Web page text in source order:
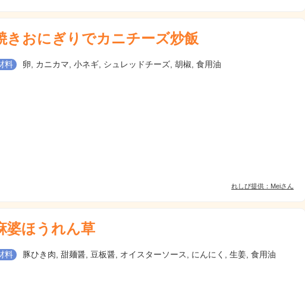
きおにぎりでカニチーズ炒飯
料 卵, カニカマ, 小ネギ, シュレッドチーズ, 胡椒, 食用油
れしぴ提供：Meiさん
婆ほうれん草
料 豚ひき肉, 甜麺醤, 豆板醤, オイスターソース, にんにく, 生姜, 食用油